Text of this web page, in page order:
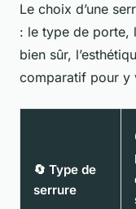
Le choix d’une
: le type de porte,
bien sûr,
comparatif pour y
🔄 Type de
serrure